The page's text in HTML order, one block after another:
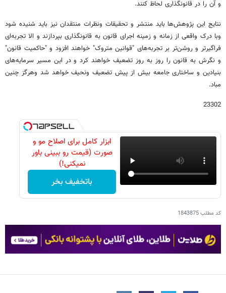
و آن را در قانونگذاری لحاظ کنند.
نتایج این پژوهش‌ها باید منتشر و تحقیقات ونظرات منتقدان نیز باید شنیده شود
وبا درک واقعی از زمانه و زمینه اجرای قانون به قانونگذاری بپردازند و الا تجربه‌ای
فراگیرتر و روشن‌تر بر تجربه‌های "قوانین متروک" خواهند افزود و "حاکمیت قانون"
و نگرش به قانون را روز به روز تضعیف خواهند کرد و در این مسیر سرمایه‌های
بنیادین و ساختاری جامعه بیش از پیش تضعیف ونحیف خواهد شد وهرگز چنین
مباد.
23302
ابزار کامل برای اصلاح مو و
صورت (قیمت رو ببینی باور
نمیکنی!)
باتخفیف بخر
کد مطلب1843875